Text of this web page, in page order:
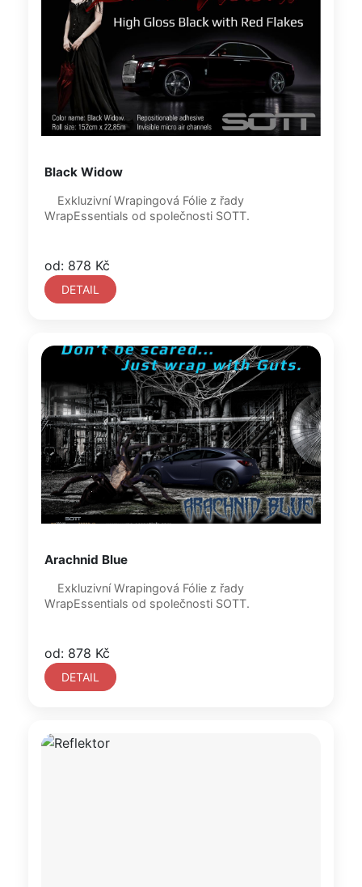
Black Widow
WrapEssentials od společnosti SOTT.
od: 878 Kč
DETAIL
Arachnid Blue
WrapEssentials od společnosti SOTT.
od: 878 Kč
DETAIL